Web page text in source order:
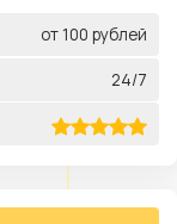
от 100 рублей
24/7